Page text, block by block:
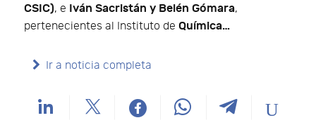
CSIC), e Iván Sacristán y Belén Gómara,
pertenecientes al Instituto de Química…
Ir a noticia completa